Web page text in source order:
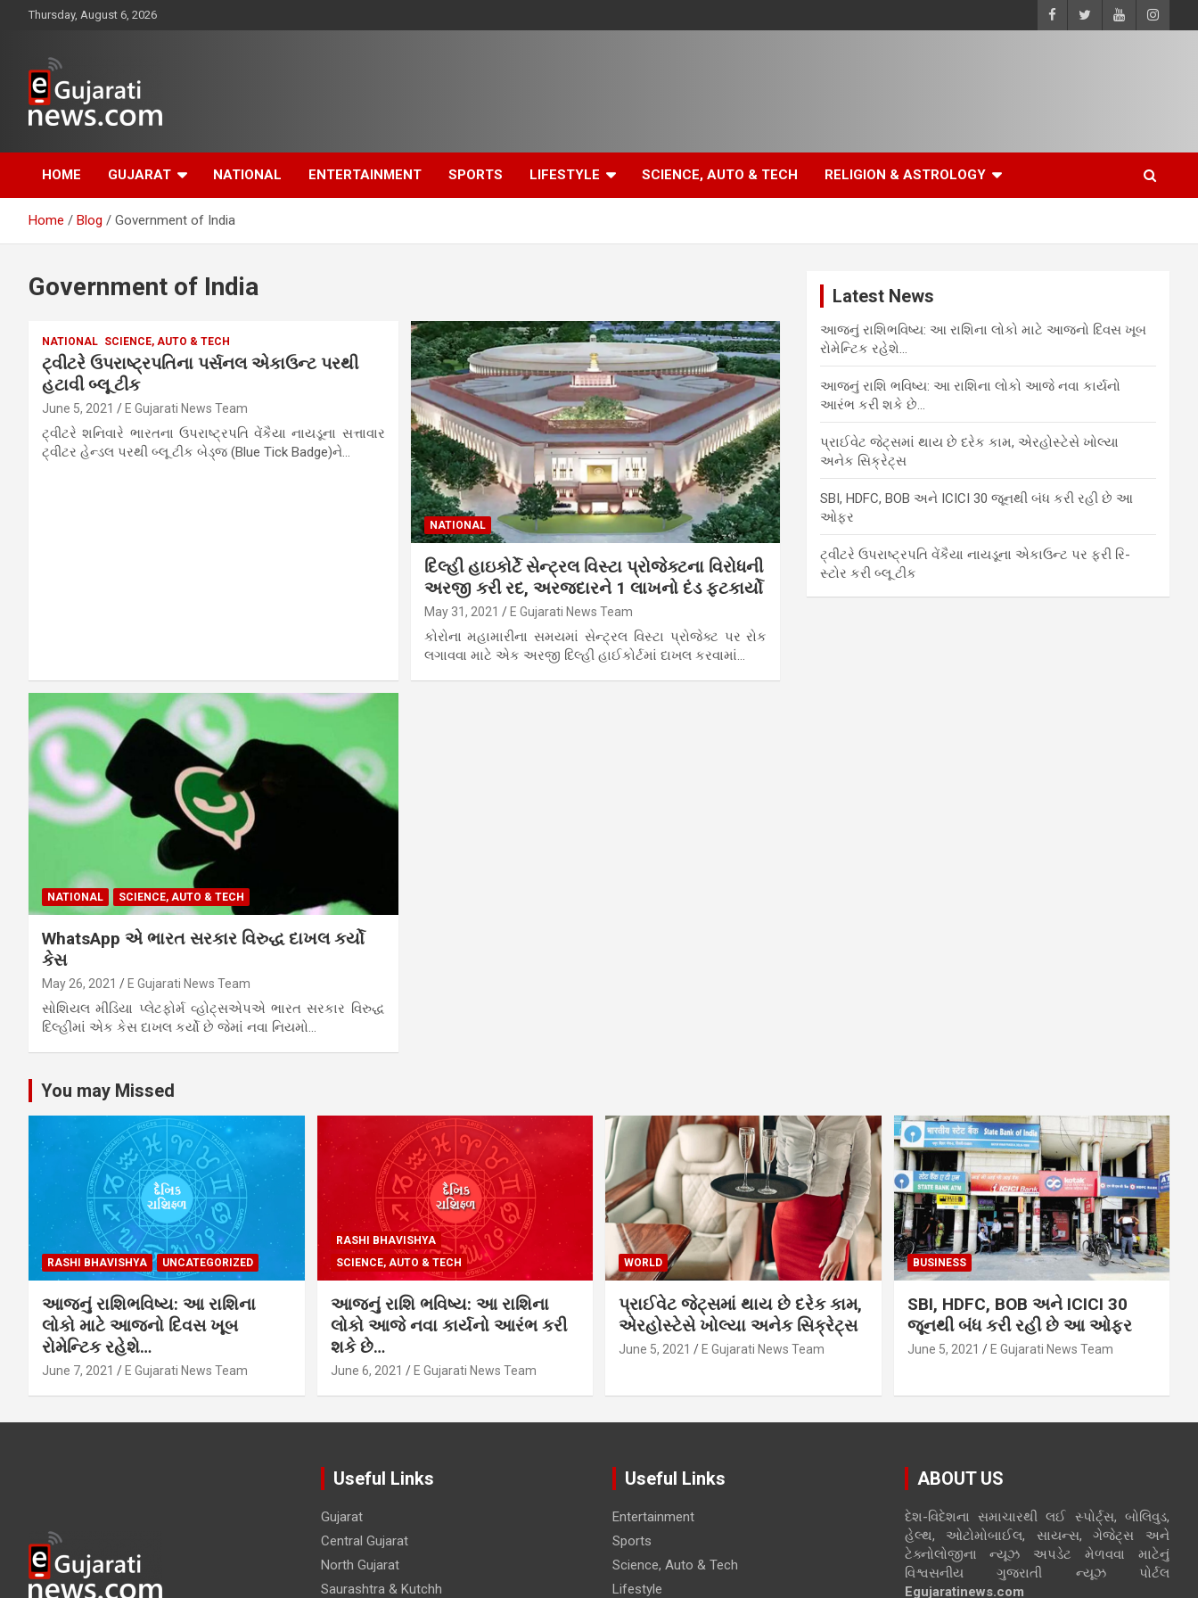
Thursday, August 6, 2026
ગુજરાત તેમજ દેશ-
વિદેશના ગુજરાતી સમાચાર
માટેનું વિશ્વસનીય
ગુજરાતી ન્યૂઝ પોર્ટલ
HOME GUJARAT NATIONAL ENTERTAINMENT SPORTS LIFESTYLE SCIENCE, AUTO & TECH RELIGION & ASTROLOGY
Home Blog Government of India
Government of India
NATIONAL SCIENCE, AUTO & TECH
ટ્વીટરે ઉપરાષ્ટ્રપતિના પર્સનલ એકાઉન્ટ પરથી
હટાવી બ્લૂ ટીક
June 5, 2021 E Gujarati News Team
ટ્વીટરે શનિવારે ભારતના ઉપરાષ્ટ્રપતિ વેંકૈયા નાયડૂના સત્તાવાર
ટ્વીટર હેન્ડલ પરથી બ્લૂ ટીક બેડ્જ (Blue Tick Badge)ને…
NATIONAL
દિલ્હી હાઇકોર્ટે સેન્ટ્રલ વિસ્ટા પ્રોજેક્ટના વિરોધની
અરજી કરી રદ, અરજદારને 1 લાખનો દંડ ફટકાર્યો
May 31, 2021 E Gujarati News Team
કોરોના મહામારીના સમયમાં સેન્ટ્રલ વિસ્ટા પ્રોજેક્ટ પર રોક
લગાવવા માટે એક અરજી દિલ્હી હાઈકોર્ટમાં દાખલ કરવામાં…
NATIONAL SCIENCE, AUTO & TECH
WhatsApp એ ભારત સરકાર વિરુદ્ધ દાખલ કર્યો
કેસ
May 26, 2021 E Gujarati News Team
સોશિયલ મીડિયા પ્લેટફોર્મ વ્હોટ્સએપએ ભારત સરકાર વિરુદ્ધ
દિલ્હીમાં એક કેસ દાખલ કર્યો છે જેમાં નવા નિયમો…
Latest News
આજનું રાશિભવિષ્ય: આ રાશિના લોકો માટે આજનો દિવસ ખૂબ
રોમેન્ટિક રહેશે…
આજનું રાશિ ભવિષ્ય: આ રાશિના લોકો આજે નવા કાર્યનો
આરંભ કરી શકે છે…
પ્રાઈવેટ જેટ્સમાં થાય છે દરેક કામ, એરહોસ્ટેસે ખોલ્યા
અનેક સિક્રેટ્સ
SBI, HDFC, BOB અને ICICI 30 જૂનથી બંધ કરી રહી છે આ
ઓફર
ટ્વીટરે ઉપરાષ્ટ્રપતિ વેંકૈયા નાયડૂના એકાઉન્ટ પર ફરી રિ-
સ્ટોર કરી બ્લૂ ટીક
You may Missed
RASHI BHAVISHYA UNCATEGORIZED
આજનું રાશિભવિષ્ય: આ રાશિના
લોકો માટે આજનો દિવસ ખૂબ
રોમેન્ટિક રહેશે…
June 7, 2021 E Gujarati News Team
RASHI BHAVISHYA
SCIENCE, AUTO & TECH
આજનું રાશિ ભવિષ્ય: આ રાશિના
લોકો આજે નવા કાર્યનો આરંભ કરી
શકે છે…
June 6, 2021 E Gujarati News Team
WORLD
પ્રાઈવેટ જેટ્સમાં થાય છે દરેક કામ,
એરહોસ્ટેસે ખોલ્યા અનેક સિક્રેટ્સ
June 5, 2021 E Gujarati News Team
BUSINESS
SBI, HDFC, BOB અને ICICI 30
જૂનથી બંધ કરી રહી છે આ ઓફર
June 5, 2021 E Gujarati News Team
Useful Links
Gujarat
Central Gujarat
North Gujarat
Saurashtra & Kutchh
Useful Links
Entertainment
Sports
Science, Auto & Tech
Lifestyle
ABOUT US
દેશ-વિદેશના સમાચારથી લઈ સ્પોર્ટ્સ, બોલિવુડ,
હેલ્થ, ઓટોમોબાઈલ, સાયન્સ, ગેજેટ્સ અને
ટેક્નોલોજીના ન્યૂઝ અપડેટ મેળવવા માટેનું
વિશ્વસનીય ગુજરાતી ન્યૂઝ પોર્ટલ
Egujaratinews.com